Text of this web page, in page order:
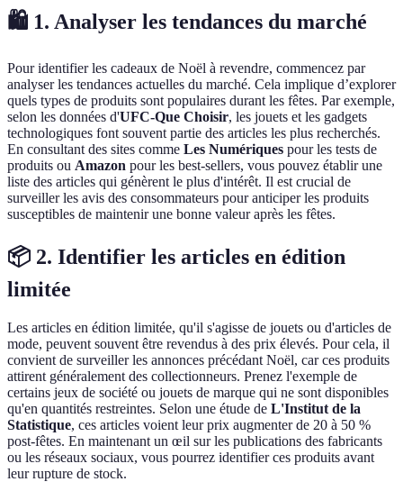
🛍️ 1. Analyser les tendances du marché
Pour identifier les cadeaux de Noël à revendre, commencez par
analyser les tendances actuelles du marché. Cela implique d’explorer
quels types de produits sont populaires durant les fêtes. Par exemple,
selon les données d'UFC-Que Choisir, les jouets et les gadgets
technologiques font souvent partie des articles les plus recherchés.
En consultant des sites comme Les Numériques pour les tests de
produits ou Amazon pour les best-sellers, vous pouvez établir une
liste des articles qui génèrent le plus d'intérêt. Il est crucial de
surveiller les avis des consommateurs pour anticiper les produits
susceptibles de maintenir une bonne valeur après les fêtes.
📦 2. Identifier les articles en édition
limitée
Les articles en édition limitée, qu'il s'agisse de jouets ou d'articles de
mode, peuvent souvent être revendus à des prix élevés. Pour cela, il
convient de surveiller les annonces précédant Noël, car ces produits
attirent généralement des collectionneurs. Prenez l'exemple de
certains jeux de société ou jouets de marque qui ne sont disponibles
qu'en quantités restreintes. Selon une étude de L'Institut de la
Statistique, ces articles voient leur prix augmenter de 20 à 50 %
post-fêtes. En maintenant un œil sur les publications des fabricants
ou les réseaux sociaux, vous pourrez identifier ces produits avant
leur rupture de stock.